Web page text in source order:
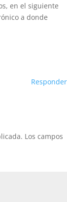
en el siguiente
a donde
Responder
Los campos